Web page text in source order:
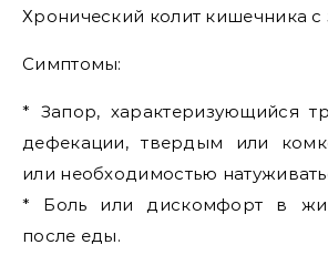
Хронический колит кишечника
Симптомы:
* Запор, характеризующийся
дефекации, твердым или
или необходимостью
* Боль или дискомфорт в
после еды.